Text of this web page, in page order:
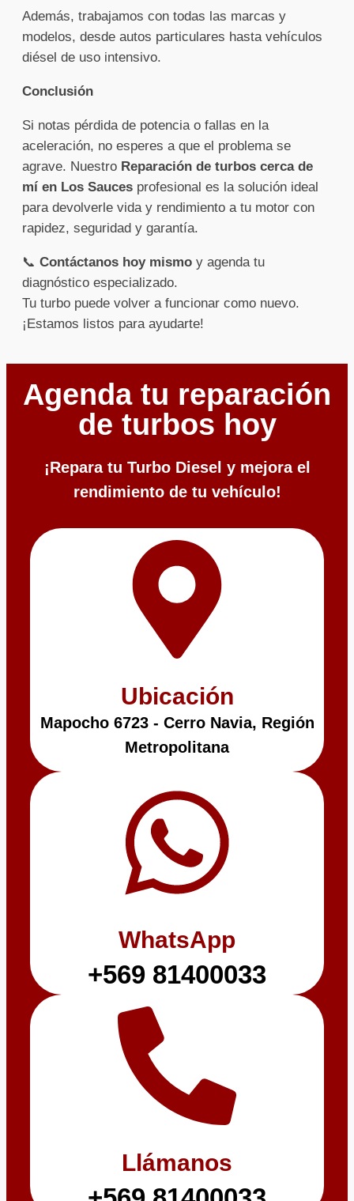
Además, trabajamos con todas las marcas y
modelos, desde autos particulares hasta vehículos
diésel de uso intensivo.
Conclusión
Si notas pérdida de potencia o fallas en la
aceleración, no esperes a que el problema se
agrave. Nuestro Reparación de turbos cerca de
mí en Los Sauces profesional es la solución ideal
para devolverle vida y rendimiento a tu motor con
rapidez, seguridad y garantía.
📞 Contáctanos hoy mismo y agenda tu
diagnóstico especializado.
Tu turbo puede volver a funcionar como nuevo.
¡Estamos listos para ayudarte!
Agenda tu reparación
de turbos hoy
¡Repara tu Turbo Diesel y mejora el
rendimiento de tu vehículo!
Ubicación
Mapocho 6723 - Cerro Navia, Región
Metropolitana
WhatsApp
+569 81400033
Llámanos